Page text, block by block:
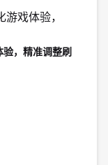
，精准调整刷